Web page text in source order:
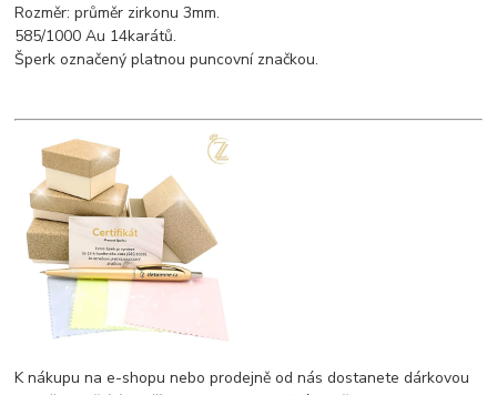
Rozměr: průměr zirkonu 3mm.
585/1000 Au 14karátů.
Šperk označený platnou puncovní značkou.
K nákupu na e-shopu nebo prodejně od nás dostanete dárkovou